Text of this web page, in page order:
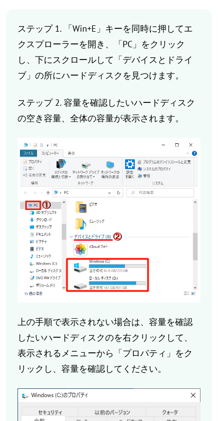
ステップ 1. 「Win+E」キーを同時に押してエ
クスプローラーを開き、「PC」をクリック
し、下にスクロールして「デバイスとドライ
ブ」の所にハードディスクを見つけます。
ステップ 2. 容量を確認したいハードディスク
の空き容量、全体の容量が表示されます。
上の手順で表示されない場合は、容量を確認
したいハードディスクのを右クリックして、
表示されるメニューから「プロパティ」をク
リックし、容量を確認してください。